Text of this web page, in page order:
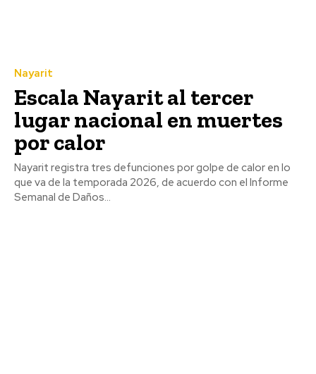
Nayarit
Escala Nayarit al tercer
lugar nacional en muertes
por calor
Nayarit registra tres defunciones por golpe de calor en lo
que va de la temporada 2026, de acuerdo con el Informe
Semanal de Daños...